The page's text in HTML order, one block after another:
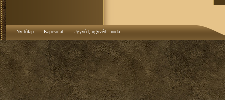
Nyitólap Kapcsolat Ügyvéd, ügyvédi iroda